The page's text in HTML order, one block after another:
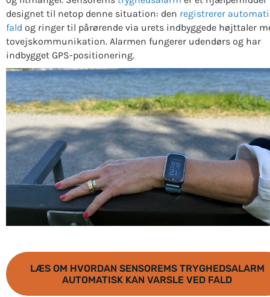
designet til netop denne situation: den registrerer
fald og ringer til pårørende via urets indbyggede højttaler
tovejskommunikation. Alarmen fungerer udendørs og har
indbygget GPS-positionering.
LÆS OM HVORDAN SENSOREMS TRYGHEDSALARM
AUTOMATISK KAN VARSLE VED FALD